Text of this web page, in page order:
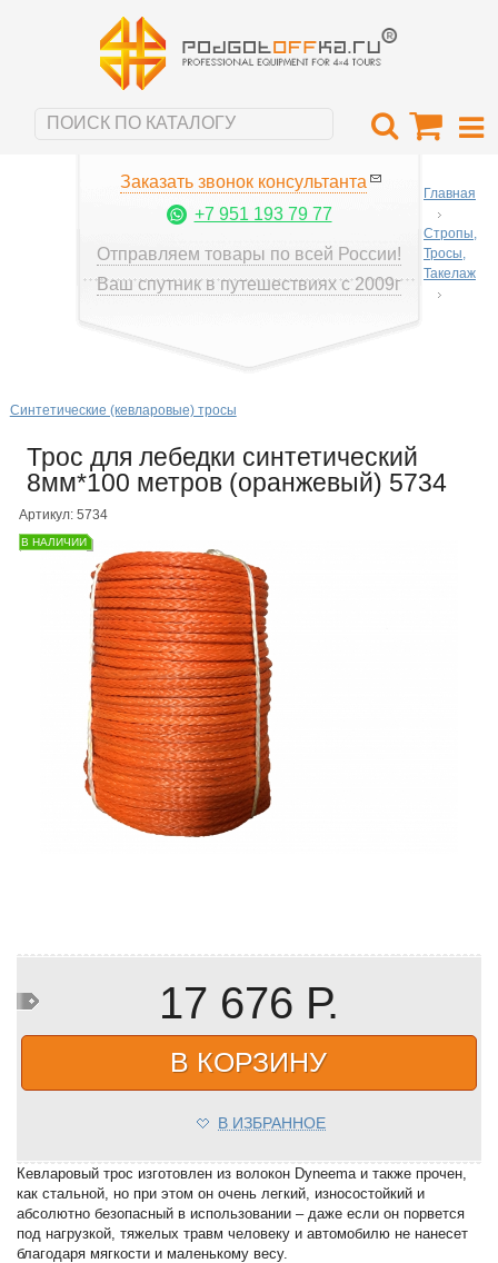
Заказать звонок консультанта
+7 951 193 79 77
Отправляем товары по всей России!
Ваш спутник в путешествиях с 2009г
Главная
Стропы,
Тросы,
Такелаж
Синтетические (кевларовые) тросы
Трос для лебедки синтетический
8мм*100 метров (оранжевый) 5734
Артикул: 5734
В НАЛИЧИИ
17 676 Р.
В КОРЗИНУ
В ИЗБРАННОЕ
Кевларовый трос изготовлен из волокон Dyneema и также прочен,
как стальной, но при этом он очень легкий, износостойкий и
абсолютно безопасный в использовании – даже если он порвется
под нагрузкой, тяжелых травм человеку и автомобилю не нанесет
благодаря мягкости и маленькому весу.